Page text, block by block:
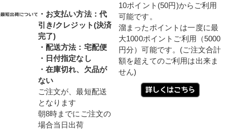
・お支払い方法：代
引き/クレジット(決済
完了)
・配送方法：宅配便
・日付指定なし
・在庫切れ、欠品が
ない
ご注文が、最短配送
となります
朝8時までにご注文の
場合当日出荷
10ポイント(50円)からご利用
可能です。
溜まったポイントは一度に最
大1000ポイントご利用（5000
円分）可能です。(ご注文合計
額を超えてのご利用は出来ま
せん)